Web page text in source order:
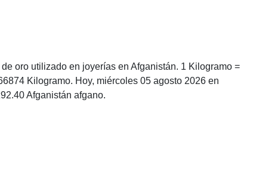
oro utilizado en joyerías en Afganistán. 1 Kilogramo =
Kilogramo. Hoy, miércoles 05 agosto 2026 en
Afganistán afgano.